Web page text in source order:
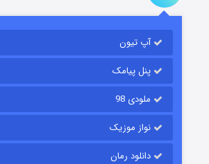
آپ تیون
پنل پیامک
ملودی 98
نواز موزیک
دانلود رمان